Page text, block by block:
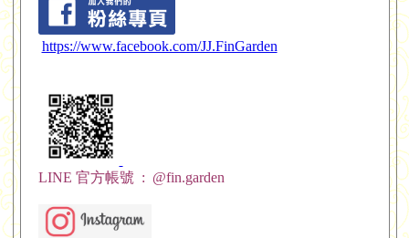
https://www.facebook.com/JJ.FinGarden
LINE 官方帳號 : @fin.garden